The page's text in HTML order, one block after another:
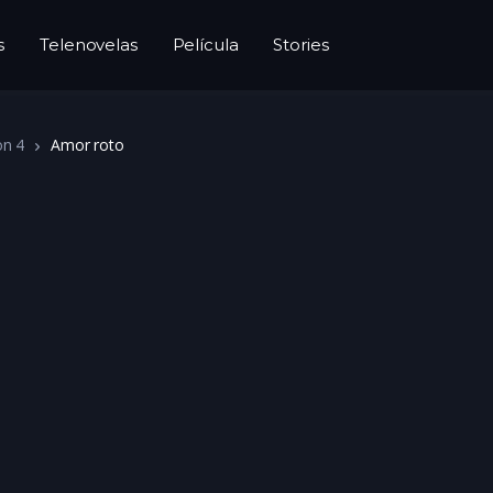
Telenovelas Película Stories
4 Amor roto